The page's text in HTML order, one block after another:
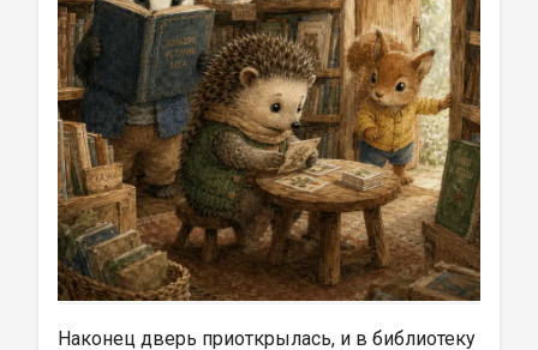
Наконец дверь приоткрылась, и в библиотеку